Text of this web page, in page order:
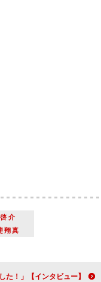
介
翔真
【インタビュー】ドラマ「家、ついて行ってイイですか？」ディレクター役の竜星涼「カメラを持っていると無敵だなと思いました！」